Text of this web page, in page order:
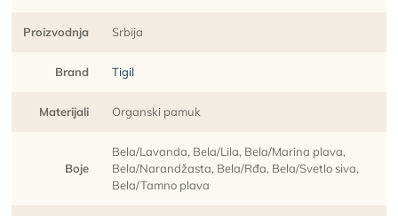
Proizvodnja Srbija
Brand Tigil
Materijali Organski pamuk
Boje
Bela/Lavanda, Bela/Lila, Bela/Marina plava,
Bela/Narandžasta, Bela/Rđa, Bela/Svetlo siva,
Bela/Tamno plava